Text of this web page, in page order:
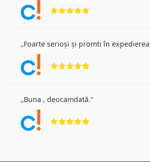
Foarte serioși și promti în
Buna , deocamdată.